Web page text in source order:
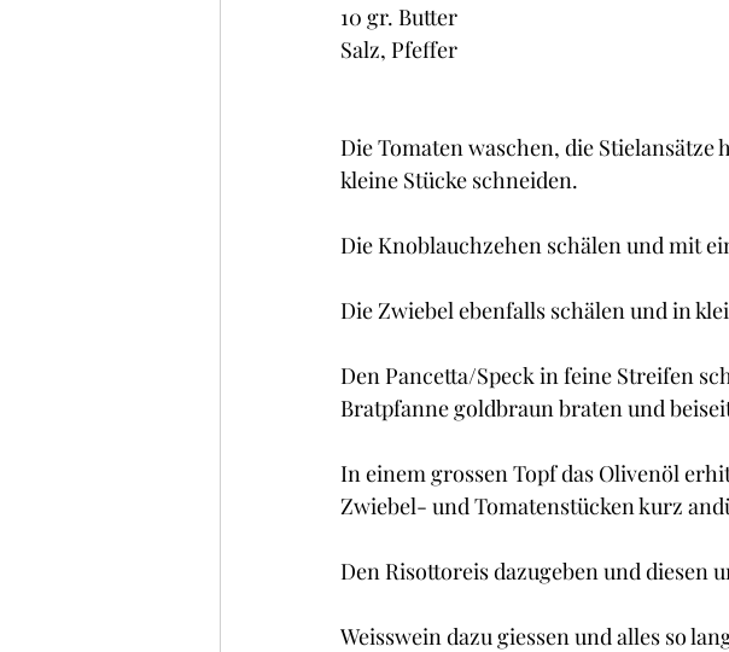
10 gr. Butter
Salz, Pfeffer
Die Tomaten waschen, die
kleine Stücke schneiden.
Die Knoblauchzehen schälen und mit
Die Zwiebel ebenfalls schälen und in
Den Pancetta/Speck in feine Streifen
Bratpfanne goldbraun braten und
In einem grossen Topf das Olivenöl
Zwiebel- und Tomatenstücken kurz
Den Risottoreis dazugeben und diesen
Weisswein dazu giessen und alles so